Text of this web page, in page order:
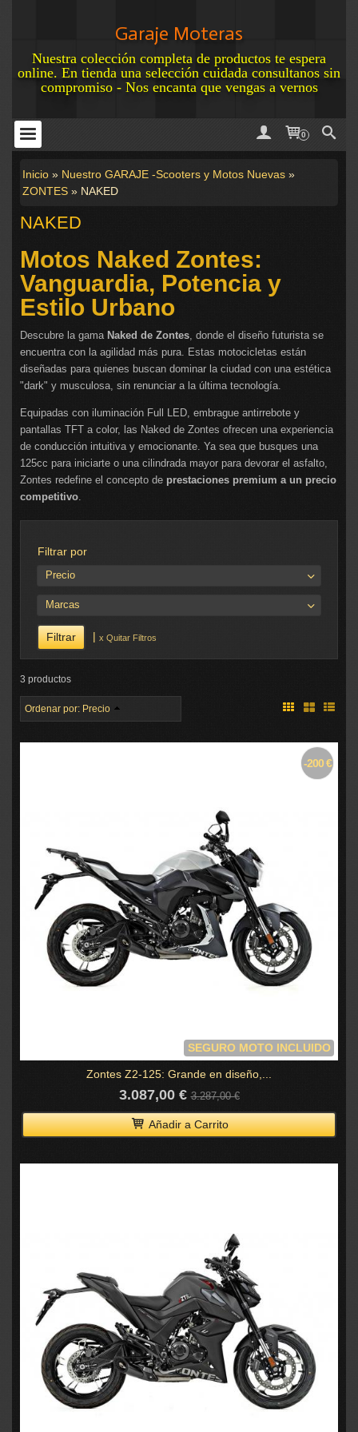
Garaje Moteras
Nuestra colección completa de productos te espera
online. En tienda una selección cuidada consultanos sin
compromiso - Nos encanta que vengas a vernos
0
Inicio » Nuestro GARAJE -Scooters y Motos Nuevas »
ZONTES » NAKED
NAKED
Motos Naked Zontes:
Vanguardia, Potencia y
Estilo Urbano
Descubre la gama Naked de Zontes, donde el diseño futurista se
encuentra con la agilidad más pura. Estas motocicletas están
diseñadas para quienes buscan dominar la ciudad con una estética
"dark" y musculosa, sin renunciar a la última tecnología.
Equipadas con iluminación Full LED, embrague antirrebote y
pantallas TFT a color, las Naked de Zontes ofrecen una experiencia
de conducción intuitiva y emocionante. Ya sea que busques una
125cc para iniciarte o una cilindrada mayor para devorar el asfalto,
Zontes redefine el concepto de prestaciones premium a un precio
competitivo
Filtrar por
Precio
Marcas
x Quitar Filtros
3 productos
Ordenar por: Precio
SEGURO MOTO INCLUIDO
-200 €
Zontes Z2-125: Grande en diseño,...
3.087,00 €3.287,00 €
Añadir a Carrito